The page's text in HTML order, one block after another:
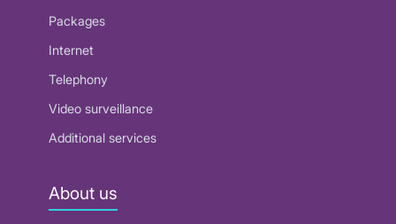
Packages
Internet
Telephony
Video surveillance
Additional services
About us